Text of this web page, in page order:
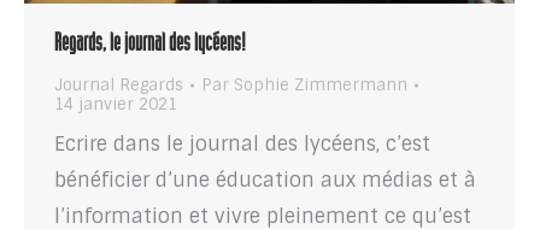
Regards, le journal des lycéens!
Journal Regards Par Sophie Zimmermann
14 janvier 2021
Ecrire dans le journal des lycéens, c’est
bénéficier d’une éducation aux médias et à
l’information et vivre pleinement ce qu’est